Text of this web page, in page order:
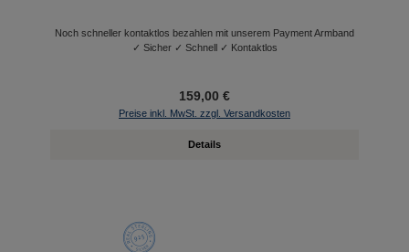
Noch schneller kontaktlos bezahlen mit unserem Payment Armband
✓ Sicher ✓ Schnell ✓ Kontaktlos
159,00 €
Preise inkl. MwSt. zzgl. Versandkosten
Details